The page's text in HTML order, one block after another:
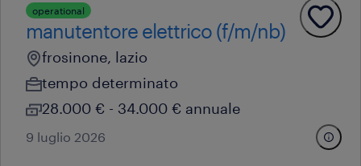
operational
manutentore elettrico (f/m/nb)
frosinone, lazio
tempo determinato
28.000 € - 34.000 € annuale
9 luglio 2026